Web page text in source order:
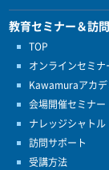
教育セミナー＆訪
TOP
オンラインセミナ
Kawamuraアカデ
会場開催セミナー
ナレッジシャトル
訪問サポート
受講方法